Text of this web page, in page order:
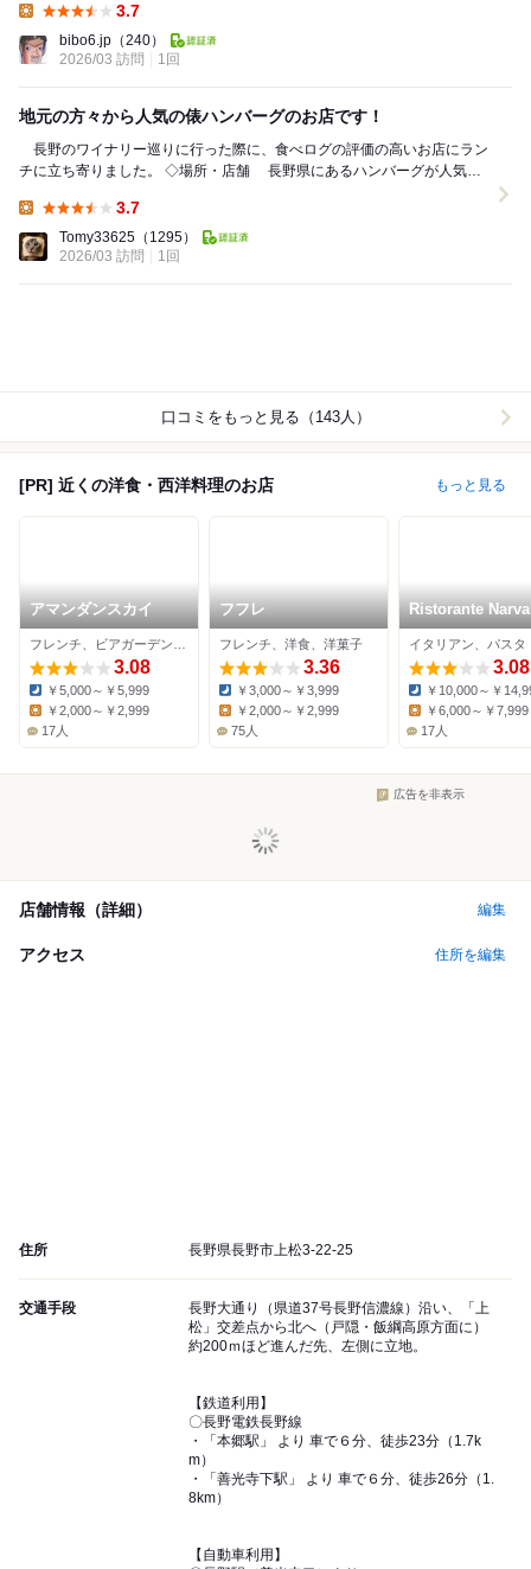
3.7
bibo6.jp （240）
2026/03 訪問
1回
地元の方々から人気の俵ハンバーグのお店です！
長野のワイナリー巡りに行った際に、食べログの評価の高いお店にラン
チに立ち寄りました。 ◇場所・店舗 長野県にあるハンバーグが人気の
3.7
Tomy33625 （1295）
2026/03 訪問
1回
口コミをもっと見る（143人）
[PR] 近くの洋食・西洋料理のお店 もっと見る
アマンダンスカイ
3.08
Dinner:
￥5,000～￥5,999
Lunch:
￥2,000～￥2,999
17人
フフレ
フレンチ、洋食、洋菓子
3.36
Dinner:
￥3,000～￥3,999
Lunch:
￥2,000～￥2,999
75人
Ristorante
イタリアン、パスタ
3.08
Dinner:
￥10,000～￥
Lunch:
￥6,000～￥7,999
17人
広告を非表示
店舗情報（詳細） 編集
アクセス 住所を編集
住所 長野県長野市上松3-22-25
交通手段
長野大通り（県道37号長野信濃線）沿い、「上
松」交差点から北へ（戸隠・飯綱高原方面に）
約200ｍほど進んだ先、左側に立地。
【鉄道利用】
〇長野電鉄長野線
・「本郷駅」 より 車で６分、徒歩23分（1.7k
m）
・「善光寺下駅」 より 車で６分、徒歩26分（1.
8km）
【自動車利用】